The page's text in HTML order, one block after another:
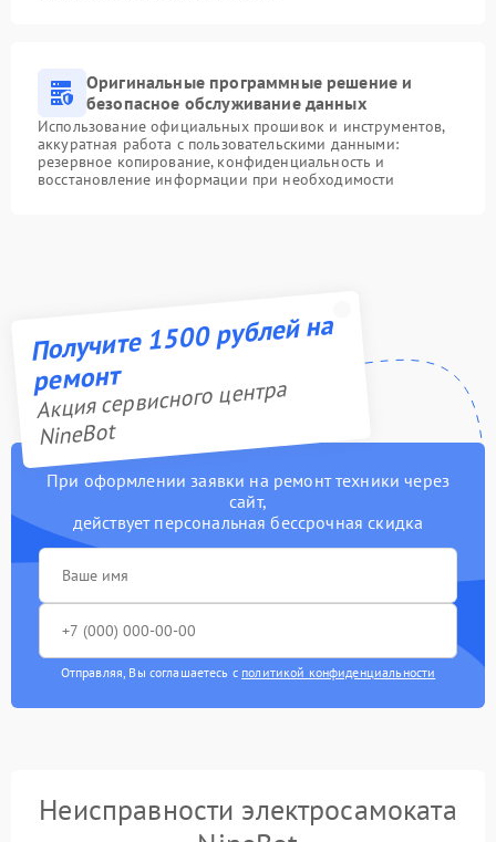
Оригинальные программные решение и
безопасное обслуживание данных
Использование официальных прошивок и инструментов,
аккуратная работа с пользовательскими данными:
резервное копирование, конфиденциальность и
восстановление информации при необходимости
Получите 1500 рублей на
ремонт
Акция сервисного центра
NineBot
При оформлении заявки на ремонт техники через
сайт,
действует персональная бессрочная скидка
Отправляя, Вы соглашаетесь с политикой конфиденциальности
Неисправности электросамоката